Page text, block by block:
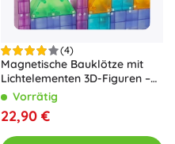
(4)
Magnetische Bauklötze mit
Lichtelementen 3D-Figuren –
64 Teile
Vorrätig
22,90 €